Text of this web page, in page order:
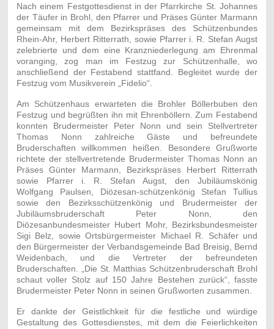
Nach einem Festgottesdienst in der Pfarrkirche St. Johannes
der Täufer in Brohl, den Pfarrer und Präses Günter Marmann
gemeinsam mit dem Bezirkspräses des Schützenbundes
Rhein-Ahr, Herbert Ritterrath, sowie Pfarrer i. R. Stefan Augst
zelebrierte und dem eine Kranzniederlegung am Ehrenmal
voranging, zog man im Festzug zur Schützenhalle, wo
anschließend der Festabend stattfand. Begleitet wurde der
Festzug vom Musikverein „Fidelio“.
Am Schützenhaus erwarteten die Brohler Böllerbuben den
Festzug und begrüßten ihn mit Ehrenböllern. Zum Festabend
konnten Brudermeister Peter Nonn und sein Stellvertreter
Thomas Nonn zahlreiche Gäste und befreundete
Bruderschaften willkommen heißen. Besondere Grußworte
richtete der stellvertretende Brudermeister Thomas Nonn an
Präses Günter Marmann, Bezirkspräses Herbert Ritterrath
sowie Pfarrer i. R. Stefan Augst, den Jubiläumskönig
Wolfgang Paulsen, Diözesan-schützenkönig Stefan Tullius
sowie den Bezirksschützenkönig und Brudermeister der
Jubiläumsbruderschaft Peter Nonn, den
Diözesanbundesmeister Hubert Mohr, Bezirksbundesmeister
Sigi Belz, sowie Ortsbürgermeister Michael R. Schäfer und
den Bürgermeister der Verbandsgemeinde Bad Breisig, Bernd
Weidenbach, und die Vertreter der befreundeten
Bruderschaften. „Die St. Matthias Schützenbruderschaft Brohl
schaut voller Stolz auf 150 Jahre Bestehen zurück“, fasste
Brudermeister Peter Nonn in seinen Grußworten zusammen.
Er dankte der Geistlichkeit für die festliche und würdige
Gestaltung des Gottesdienstes, mit dem die Feierlichkeiten